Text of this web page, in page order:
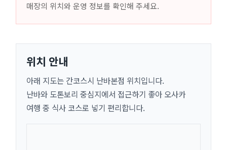
매장의 위치와 운영 정보를 확인해 주세요.
위치 안내
아래 지도는 간코스시 난바본점 위치입니다.
난바와 도톤보리 중심지에서 접근하기 좋아 오사카
여행 중 식사 코스로 넣기 편리합니다.